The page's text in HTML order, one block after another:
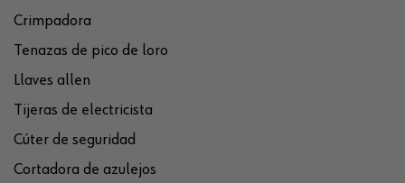
Crimpadora
Tenazas de pico de loro
Llaves allen
Tijeras de electricista
Cúter de seguridad
Cortadora de azulejos